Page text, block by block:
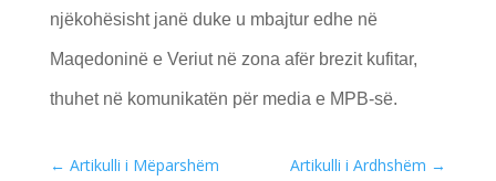
njëkohësisht janë duke u mbajtur edhe në
Maqedoninë e Veriut në zona afër brezit kufitar,
thuhet në komunikatën për media e MPB-së.
← Artikulli i Mëparshëm Artikulli i Ardhshëm →